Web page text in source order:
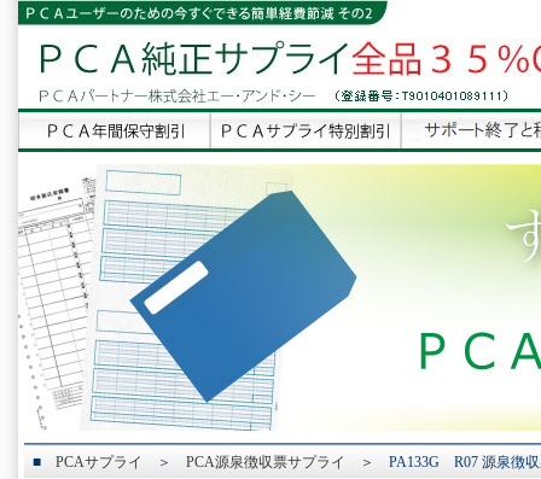
■ PCAサプライ ＞ PCA源泉徴収票サプライ ＞ PA133G R07 源泉徴収